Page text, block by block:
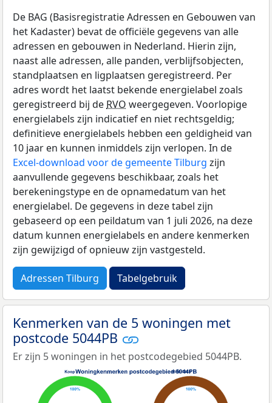
De BAG (Basisregistratie Adressen en Gebouwen van
het Kadaster) bevat de officiële gegevens van alle
adressen en gebouwen in Nederland. Hierin zijn,
naast alle adressen, alle panden, verblijfsobjecten,
standplaatsen en ligplaatsen geregistreerd. Per
adres wordt het laatst bekende energielabel zoals
geregistreerd bij de RVO weergegeven. Voorlopige
energielabels zijn indicatief en niet rechtsgeldig;
definitieve energielabels hebben een geldigheid van
10 jaar en kunnen inmiddels zijn verlopen. In de
Excel-download voor de gemeente Tilburg zijn
aanvullende gegevens beschikbaar, zoals het
berekeningstype en de opnamedatum van het
energielabel. De gegevens in deze tabel zijn
gebaseerd op een peildatum van 1 juli 2026, na deze
datum kunnen energielabels en andere kenmerken
zijn gewijzigd of opnieuw zijn vastgesteld.
Adressen Tilburg Tabelgebruik
Kenmerken van de 5 woningen met
postcode 5044PB
Er zijn 5 woningen in het postcodegebied 5044PB.